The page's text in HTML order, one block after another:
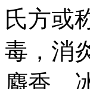
氏方或
毒，消
麝香、